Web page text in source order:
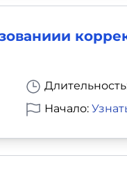
Начало: